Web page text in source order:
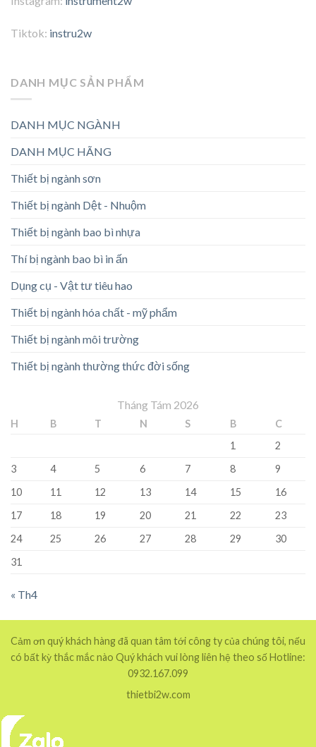
Tiktok: instru2w
DANH MỤC SẢN PHẨM
DANH MỤC NGÀNH
DANH MỤC HÃNG
Thiết bị ngành sơn
Thiết bị ngành Dệt - Nhuộm
Thiết bị ngành bao bì nhựa
Thí bị ngành bao bì in ấn
Dụng cụ - Vật tư tiêu hao
Thiết bị ngành hóa chất - mỹ phẩm
Thiết bị ngành môi trường
Thiết bị ngành thường thức đời sống
Tháng Tám 2026
H B T N S B
C
1
2
3
4 5 6 7 8
9
10
11 12 13 14 15
16
17
18 19 20 21 22
23
24
25 26 27 28 29
30
31
« Th4
Cảm ơn quý khách hàng đã quan tâm tới công ty của chúng tôi, nếu
có bất kỳ thắc mắc nào Quý khách vui lòng liên hệ theo số Hotline:
0932.167.099
thietbi2w.com